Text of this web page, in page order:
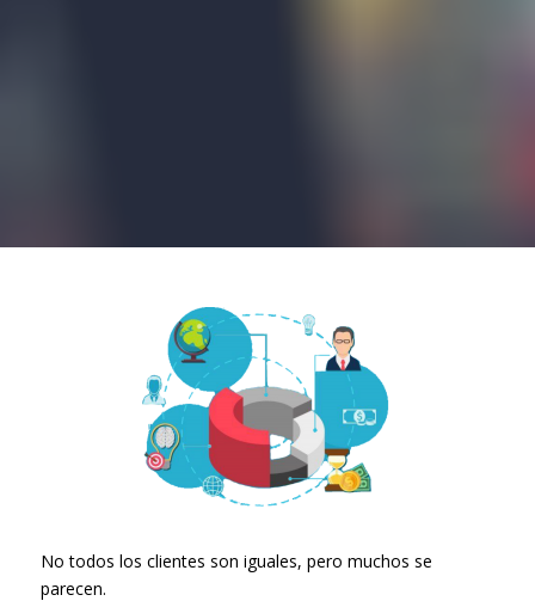
No todos los clientes son iguales, pero muchos se
parecen.